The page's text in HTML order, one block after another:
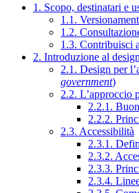
1. Scopo, destinatari e
1.1.
1.2.
1.3. Contribuisci
2. Introduzione al
2.1. Design per
government)
2.2. L’approccio
2.2.1.
2.2.2.
2.3. Accessibilità
2.3.1.
2.3.2.
2.3.3.
2.3.4.